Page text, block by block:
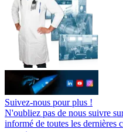
Suivez-nous pour plus !
N'oubliez pas de nous suivre
informé de toutes les dernières